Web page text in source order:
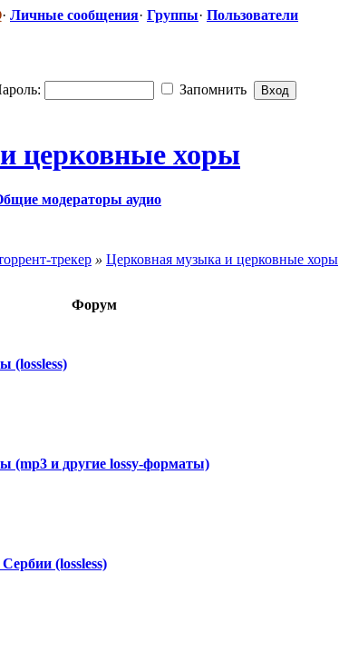
· Личные сообщения· Группы· Пользователи
Запомнить
церковные хоры
модераторы аудио
трекер » Церковная музыка и церковные хоры
Форум
(lossless)
(mp3 и другие lossy-форматы)
(lossless)